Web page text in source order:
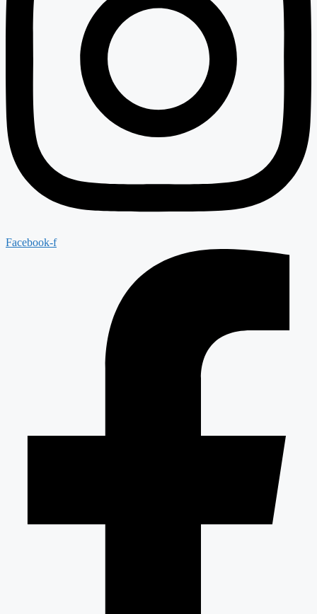
Facebook-f